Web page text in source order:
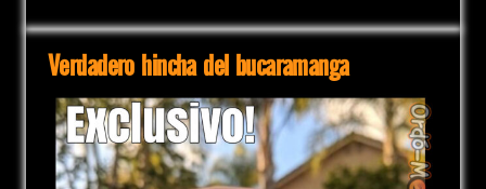
Verdadero hincha del bucaramanga